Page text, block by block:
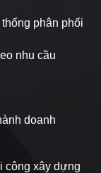
phân phối
nhu cầu
doanh
công xây dựng